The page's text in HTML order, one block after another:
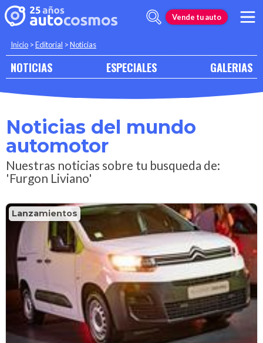
Vende tu auto
Inicio >Editorial >Noticias
NOTICIAS ESPECIALES GALERIAS
Noticias del mundo
automotor
Nuestras noticias sobre tu busqueda de:
'Furgon Liviano'
Lanzamientos